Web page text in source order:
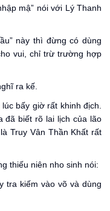
mậ” nói với Lý Thanh
này thì đừng có dùng
vui, chỉ trừ trường hợp
ra kế.
bấy giờ rất khinh địch.
đã biết rõ lai lịch của lão
Truy Vân Thần Khất rất
thiếu niên nho sinh nói:
tra kiếm vào võ và dùng